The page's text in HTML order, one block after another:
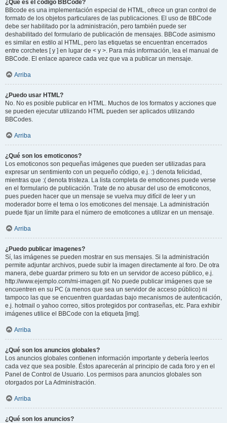
¿Qué es el código BBCode?
BBcode es una implementación especial de HTML, ofrece un gran control de
formato de los objetos particulares de las publicaciones. El uso de BBCode
debe ser habilitado por la administración, pero también puede ser
deshabilitado del formulario de publicación de mensajes. BBCode asimismo
es similar en estilo al HTML, pero las etiquetas se encuentran encerrados
entre corchetes [ y ] en lugar de < y >. Para más información, lea el manual de
BBCode. El enlace aparece cada vez que va a publicar un mensaje.
Arriba
¿Puedo usar HTML?
No. No es posible publicar en HTML. Muchos de los formatos y acciones que
se pueden ejecutar utilizando HTML pueden ser aplicados utilizando
BBCodes.
Arriba
¿Qué son los emoticonos?
Los emoticonos son pequeñas imágenes que pueden ser utilizadas para
expresar un sentimiento con un pequeño código, e.j. :) denota felicidad,
mientras que :( denota tristeza. La lista completa de emoticones puede verse
en el formulario de publicación. Trate de no abusar del uso de emoticonos,
pues pueden hacer que un mensaje se vuelva muy difícil de leer y un
moderador borre el tema o los emoticones del mensaje. La administración
puede fijar un límite para el número de emoticones a utilizar en un mensaje.
Arriba
¿Puedo publicar imagenes?
Sí, las imágenes se pueden mostrar en sus mensajes. Si la administración
permite adjuntar archivos, puede subir la imagen directamente al foro. De otra
manera, debe guardar primero su foto en un servidor de acceso público, e.j.
http://www.ejemplo.com/mi-imagen.gif. No puede publicar imágenes que se
encuentren en su PC (a menos que sea un servidor de acceso público) ni
tampoco las que se encuentren guardadas bajo mecanismos de autenticación,
e.j. hotmail o yahoo correo, sitios protegidos por contraseñas, etc. Para exhibir
imágenes utilice el BBCode con la etiqueta [img].
Arriba
¿Qué son los anuncios globales?
Los anuncios globales contienen información importante y debería leerlos
cada vez que sea posible. Éstos aparecerán al principio de cada foro y en el
Panel de Control de Usuario. Los permisos para anuncios globales son
otorgados por La Administración.
Arriba
¿Qué son los anuncios?